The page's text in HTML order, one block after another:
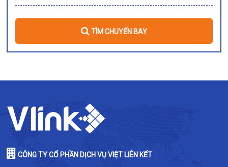
TÌM CHUYẾN BAY
CÔNG TY CỔ PHẦN DỊCH VỤ VIỆT LIÊN KẾT